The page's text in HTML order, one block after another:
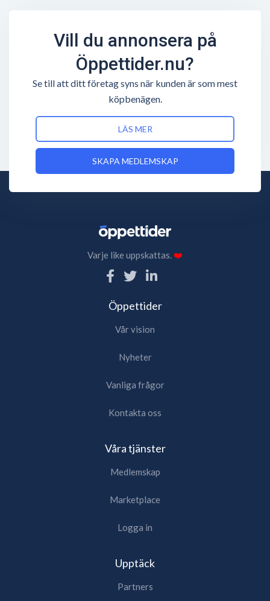
Vill du annonsera på
Öppettider.nu?
Se till att ditt företag syns när kunden är som mest
köpbenägen.
LÄS MER
SKAPA MEDLEMSKAP
Varje like uppskattas.❤️
Öppettider
Vår vision
Nyheter
Vanliga frågor
Kontakta oss
Våra tjänster
Medlemskap
Marketplace
Logga in
Upptäck
Partners